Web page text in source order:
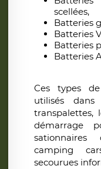
scellées,
Batteries
Batteries
Batteries
Batteries
Ces types
utilisés
transpalettes,
démarrage
camping
secourues